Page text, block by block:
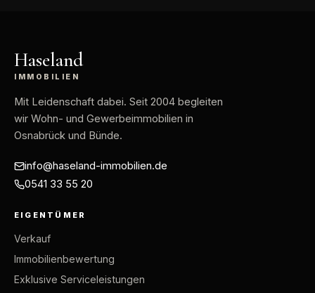
Haseland
IMMOBILIEN
Mit Leidenschaft dabei. Seit 2004 begleiten
wir Wohn- und Gewerbeimmobilien in
Osnabrück und Bünde.
info@haseland-immobilien.de
0541 33 55 20
EIGENTÜMER
Verkauf
Immobilienbewertung
Exklusive Serviceleistungen